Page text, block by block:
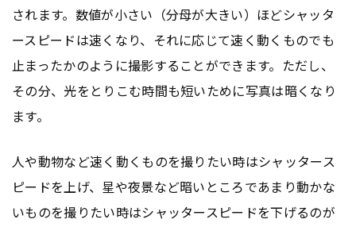
されます。数値が小さい（分母が大きい）ほどシャッタ
ースピードは速くなり、それに応じて速く動くものでも
止まったかのように撮影することができます。ただし、
その分、光をとりこむ時間も短いために写真は暗くなり
ます。
人や動物など速く動くものを撮りたい時はシャッタース
ピードを上げ、星や夜景など暗いところであまり動かな
いものを撮りたい時はシャッタースピードを下げるのが